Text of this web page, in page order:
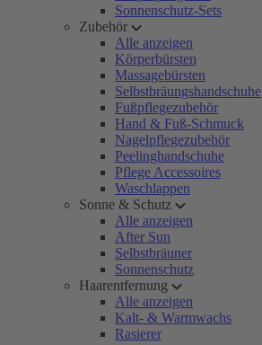
Sonnenschutz-Sets
Zubehör
Alle anzeigen
Körperbürsten
Massagebürsten
Selbstbräungshandschuhe
Fußpflegezubehör
Hand & Fuß-Schmuck
Nagelpflegezubehör
Peelinghandschuhe
Pflege Accessoires
Waschlappen
Sonne & Schutz
Alle anzeigen
After Sun
Selbstbräuner
Sonnenschutz
Haarentfernung
Alle anzeigen
Kalt- & Warmwachs
Rasierer